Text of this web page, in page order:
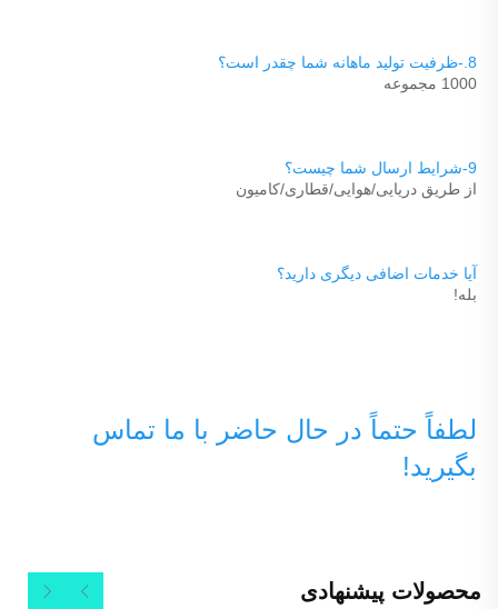
8.-ظرفیت تولید ماهانه شما چقدر است؟
1000 مجموعه
9-شرایط ارسال شما چیست؟
از طریق دریایی/هوایی/قطاری/کامیون
آیا خدمات اضافی دیگری دارید؟
بله!
بگیرید!
محصولات پیشنهادی